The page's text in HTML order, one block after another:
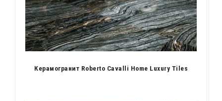
Керамогранит Roberto Cavalli Home Luxury Tiles